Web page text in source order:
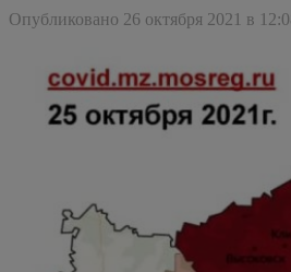
Опубликовано 26 октября 2021 в